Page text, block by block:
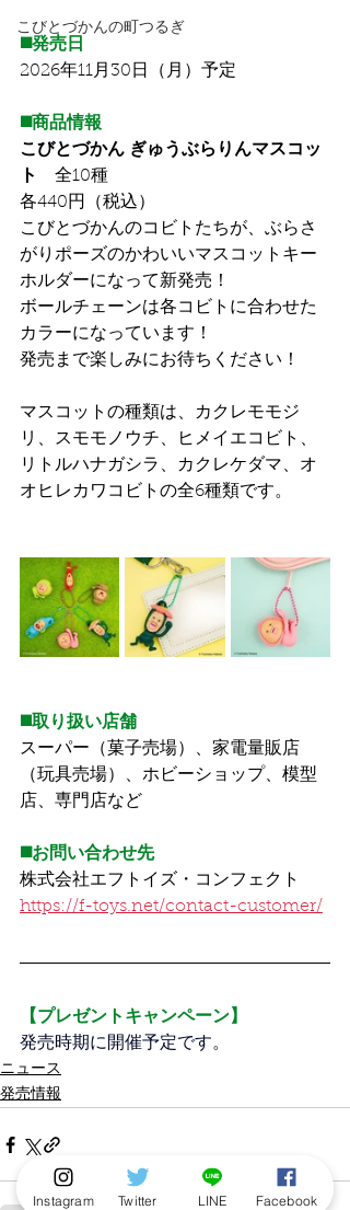
こびとづかんの町つるぎ
◼️発売日
2026年11月30日（月）予定
◼️商品情報
こびとづかん ぎゅうぶらりんマスコッ
ト 全10種
各440円（税込）
こびとづかんのコビトたちが、ぶらさ
がりポーズのかわいいマスコットキー
ホルダーになって新発売！
ボールチェーンは各コビトに合わせた
カラーになっています！
発売まで楽しみにお待ちください！
マスコットの種類は、カクレモモジ
リ、スモモノウチ、ヒメイエコビト、
リトルハナガシラ、カクレケダマ、オ
オヒレカワコビトの全6種類です。
◼️取り扱い店舗
スーパー（菓子売場）、家電量販店
（玩具売場）、ホビーショップ、模型
店、専門店など
◼️お問い合わせ先
株式会社エフトイズ・コンフェクト
https://f-toys.net/contact-customer/
【プレゼントキャンペーン】
発売時期に開催予定です。
ニュース
発売情報
Instagram Twitter LINE Facebook